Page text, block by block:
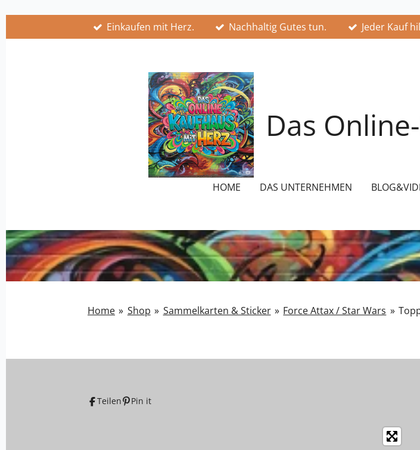
springen
Einkaufen mit Herz. Nachhaltig Gutes tun. Jeder Kauf
Das
HOME DAS UNTERNEHMEN
Home » Shop » Sammelkarten & Sticker » Force Attax / Star Wars »
Teilen Pin it